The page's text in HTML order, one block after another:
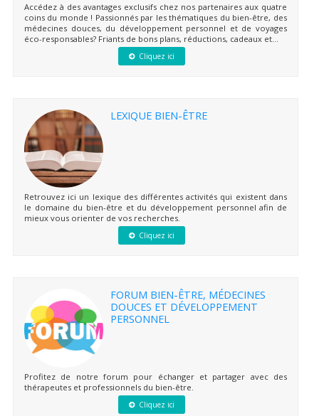
Accédez à des avantages exclusifs chez nos partenaires aux quatre
coins du monde ! Passionnés par les thématiques du bien-être, des
médecines douces, du développement personnel et de voyages
éco-responsables? Friants de bons plans, réductions, cadeaux et...
Cliquez ici
LEXIQUE BIEN-ÊTRE
Retrouvez ici un lexique des différentes activités qui existent dans
le domaine du bien-être et du développement personnel afin de
mieux vous orienter de vos recherches.
Cliquez ici
FORUM BIEN-ÊTRE, MÉDECINES
DOUCES ET DÉVELOPPEMENT
PERSONNEL
Profitez de notre forum pour échanger et partager avec des
thérapeutes et professionnels du bien-être.
Cliquez ici